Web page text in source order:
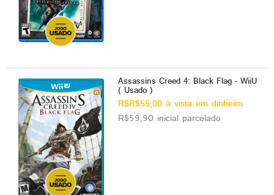
Assassins Creed 4: Black Flag - WiiU
( Usado )
R$R$55,00 à vista em dinheiro
R$59,90 inicial parcelado